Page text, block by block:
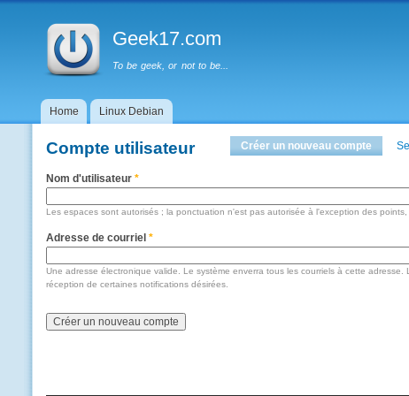
Geek17.com
To be geek, or not to be...
Home Linux Debian
Compte utilisateur
Onglets principaux Créer un nouveau compte
Nom d'utilisateur *
Les espaces sont autorisés ; la ponctuation n'est pas autorisée à l'exception des
Adresse de courriel *
Une adresse électronique valide. Le système enverra tous les courriels à cette
réception de certaines notifications désirées.